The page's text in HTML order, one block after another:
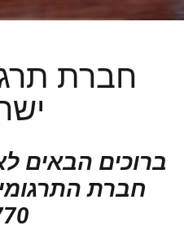
ברוכים הבאים
חברת